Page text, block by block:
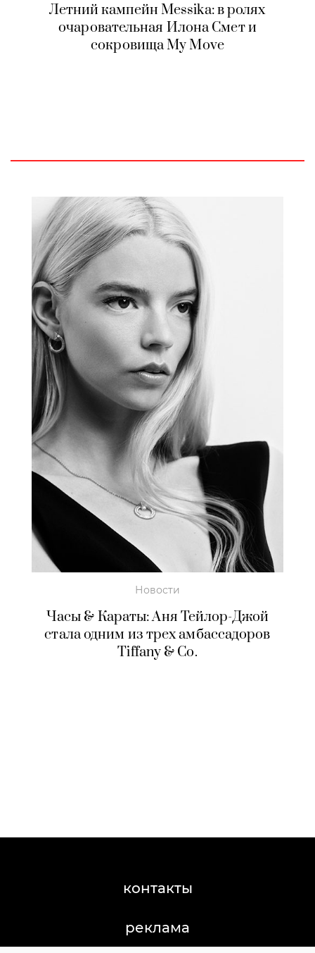
Летний кампейн Messika: в ролях
очаровательная Илона Смет и
сокровища My Move
Новости
Часы & Караты:Аня Тейлор-Джой
стала одним из трех амбассадоров
Tiffany & Co.
контакты
реклама